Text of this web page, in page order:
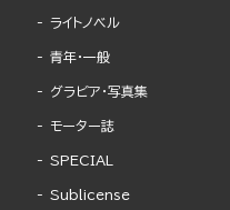
ライトノベル
青年・一般
グラビア・写真集
モーター誌
SPECIAL
Sublicense